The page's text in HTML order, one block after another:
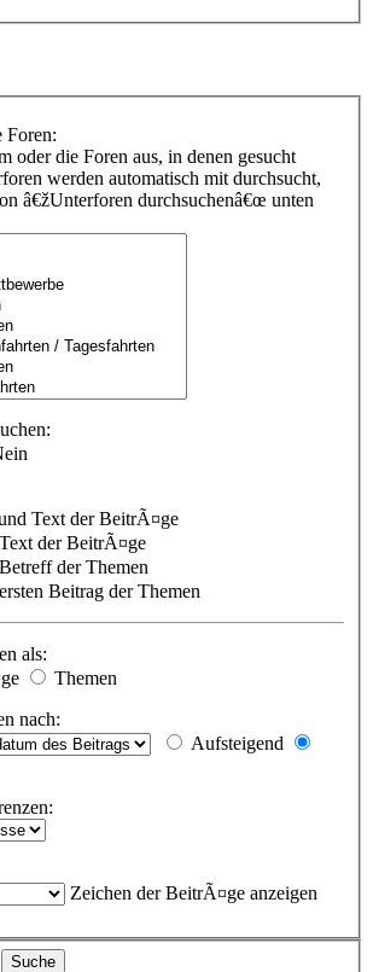
Foren:
oder die Foren aus, in denen gesucht
werden automatisch mit durchsucht,
â€žUnterforen durchsuchenâ€œ unten
Text der BeitrÃ¤ge
der BeitrÃ¤ge
der Themen
Beitrag der Themen
als:
Themen
nach:
Aufsteigend
Zeichen der BeitrÃ¤ge anzeigen